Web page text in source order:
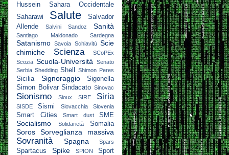
Hussein
Sahara Occidentale
Saharawi
Salute
Salvador
Allende
Salvini Sandoz Sanità
Santiago Maldonado Sardegna
Satanismo Savoia Schiavitù Scie
chimiche
Scienza
SCoPEx
Scozia Scuola-Università
Senato
Serbia Shedding Shell Shimon Peres
Sicilia Signoraggio
Sigonella
Simon Bolivar Sindacato Sinovac
Sionismo Sioux SIRE Siria
SISDE Sismi Slovacchia Slovenia
Smart Cities Smart dust SME
Socialismo Solidarietà Somalia
Soros Sorveglianza massiva
Sovranità Spagna Spars
Spartacus Spike SPION
Sport